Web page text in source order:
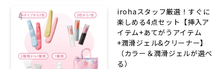
4
irohaスタッフ厳選！すぐに
楽しめる4点セット【挿入ア
イテム+あてがうアイテム
+潤滑ジェル&クリーナー】
（カラー＆潤滑ジェルが選べ
る）